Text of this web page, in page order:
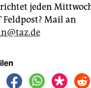
jeden
Feldpost? Mail an